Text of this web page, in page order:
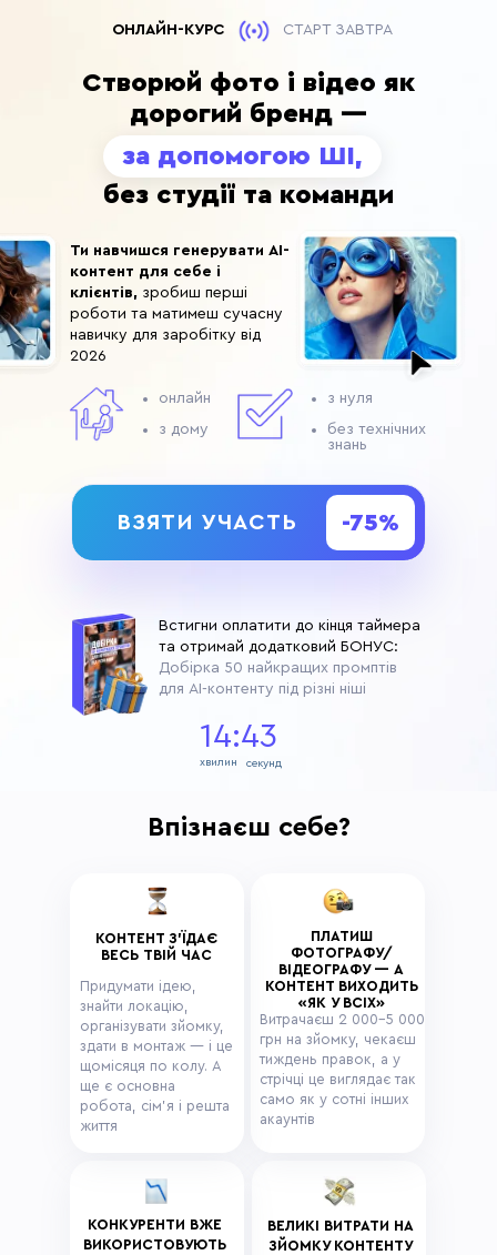
хвилин секунд
14:41
без студії та команди
Створюй фото і відео як
дорогий бренд —
за допомогою ШІ,
Ти навчишся генерувати AI-
контент для себе і
клієнтів, зробиш перші
роботи та матимеш сучасну
навичку для заробітку від
2026
СТАРТ ЗАВТРА
ОНЛАЙН-КУРС
з нуля
без технічних
знань
онлайн
з дому
Встигни оплатити до кінця таймера
та отримай додатковий БОНУС:
Добірка 50 найкращих промптів
для AI-контенту під різні ніші
ВЗЯТИ УЧАСТЬ -75%
Впізнаєш себе?
ВЕЛИКІ ВИТРАТИ НА
ЗЙОМКУ КОНТЕНТУ
ПЛАТИШ
ФОТОГРАФУ/
ВІДЕОГРАФУ — А
КОНТЕНТ ВИХОДИТЬ
«ЯК У ВСІХ»
Витрачаєш 2 000–5 000
грн на зйомку, чекаєш
тиждень правок, а у
стрічці це виглядає так
само як у сотні інших
акаунтів
КОНКУРЕНТИ ВЖЕ
ВИКОРИСТОВУЮТЬ
КОНТЕНТ З'ЇДАЄ
ВЕСЬ ТВІЙ ЧАС
Придумати ідею,
знайти локацію,
організувати зйомку,
здати в монтаж — і це
щомісяця по колу. А
ще є основна
робота, сім'я і решта
життя